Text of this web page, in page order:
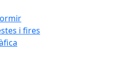
i fires